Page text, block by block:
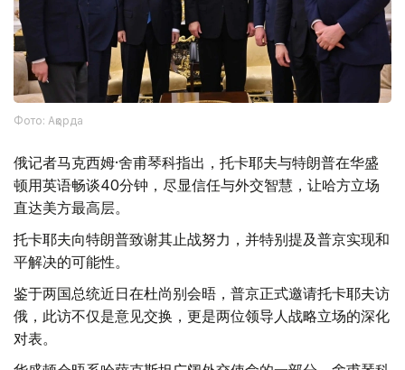
Фото: Ақорда
俄记者马克西姆·舍甫琴科指出，托卡耶夫与特朗普在华盛
顿用英语畅谈40分钟，尽显信任与外交智慧，让哈方立场
直达美方最高层。
托卡耶夫向特朗普致谢其止战努力，并特别提及普京实现和
平解决的可能性。
鉴于两国总统近日在杜尚别会晤，普京正式邀请托卡耶夫访
俄，此访不仅是意见交换，更是两位领导人战略立场的深化
对表。